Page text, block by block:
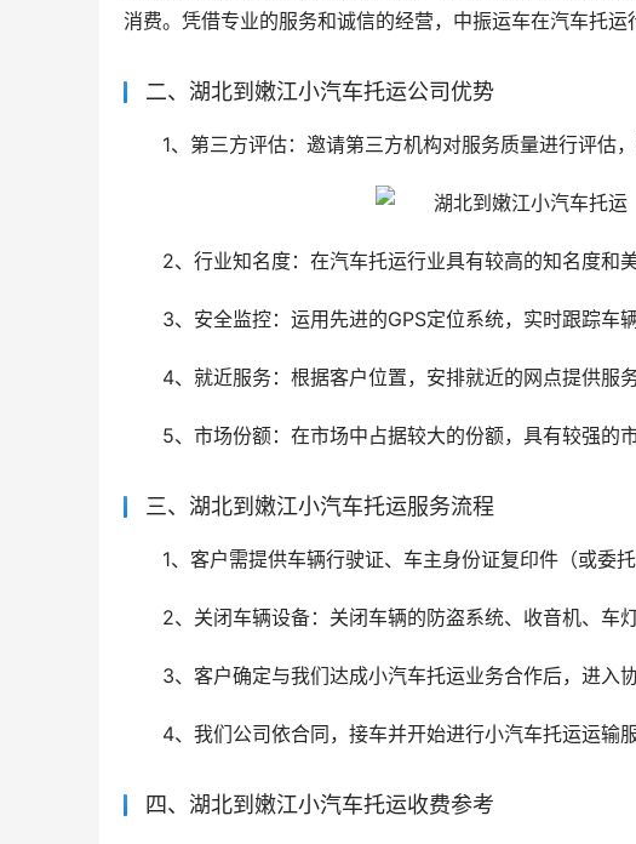
消费。凭借专业的服务和诚信的经营，中振运车在汽车托运
二、湖北到嫩江小汽车托运公司优势
1、第三方评估：邀请第三方机构对服务质量进行评估，
2、行业知名度：在汽车托运行业具有较高的知名度和美
3、安全监控：运用先进的GPS定位系统，实时跟踪车
4、就近服务：根据客户位置，安排就近的网点提供服
5、市场份额：在市场中占据较大的份额，具有较强的市
三、湖北到嫩江小汽车托运服务流程
1、客户需提供车辆行驶证、车主身份证复印件（或委托
2、关闭车辆设备：关闭车辆的防盗系统、收音机、车
3、客户确定与我们达成小汽车托运业务合作后，进入
4、我们公司依合同，接车并开始进行小汽车托运运输服
四、湖北到嫩江小汽车托运收费参考